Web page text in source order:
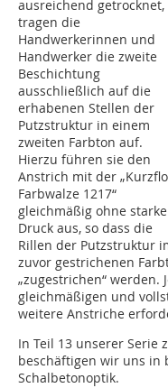
ausreichend getrocknet,
tragen die
Handwerkerinnen und
Handwerker die zweite
Beschichtung
ausschließlich auf die
erhabenen Stellen der
Putzstruktur in einem
zweiten Farbton auf.
Hierzu führen sie den
Anstrich mit der
Farbwalze 1217“
gleichmäßig ohne
Druck aus, so dass die
Rillen der Putzstruktur
zuvor gestrichenen
„zugestrichen“ werden.
gleichmäßigen und
weitere Anstriche
In Teil 13 unserer Serie
beschäftigen wir uns in
Schalbetonoptik.